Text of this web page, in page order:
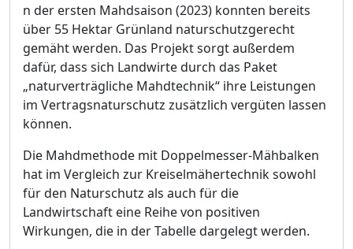
n der ersten Mahdsaison (2023) konnten bereits
über 55 Hektar Grünland naturschutzgerecht
gemäht werden. Das Projekt sorgt außerdem
dafür, dass sich Landwirte durch das Paket
„naturverträgliche Mahdtechnik“ ihre Leistungen
im Vertragsnaturschutz zusätzlich vergüten lassen
können.
Die Mahdmethode mit Doppelmesser-Mähbalken
hat im Vergleich zur Kreiselmähertechnik sowohl
für den Naturschutz als auch für die
Landwirtschaft eine Reihe von positiven
Wirkungen, die in der Tabelle dargelegt werden.